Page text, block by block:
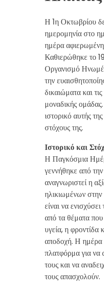
Η 1η Οκτωβρίου
ημερομηνία στο
ημέρα
Καθιερώθηκε το
Οργανισμό
την
δικαιώματα και
μοναδικής
ιστορικό αυτής
στόχους της.
Ιστορικό και
Η Παγκόσμια
γεννήθηκε από
αναγνωριστεί η
ηλικιωμένων στην
είναι να
από τα θέματα
υγεία, η φροντίδα
αποδοχή. Η ημέρα
πλατφόρμα για να
τους και να
τους απασχολούν.